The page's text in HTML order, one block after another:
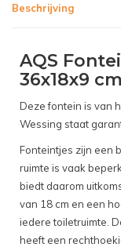
Beschrijving
AQS
36x18x9
Deze fontein is van
Wessing staat
Fonteintjes zijn een
ruimte is vaak
biedt daarom
van 18 cm en een
iedere toiletruimte.
heeft een